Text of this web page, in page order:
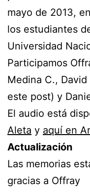
mayo de 2013,
los estudiantes
Universidad
Participamos
Medina C.,
este post) y
El audio está
Aleta y aquí en
Actualización
Las memorias
gracias a Offray